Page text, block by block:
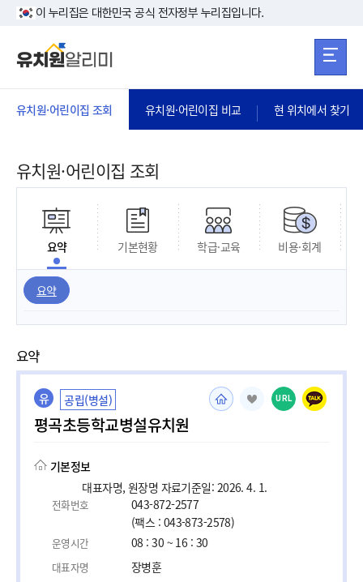
본문 바로가기
이 누리집은 대한민국 공식 전자정부 누리집입니다.
유치원·어린이집 조회 유치원·어린이집 비교 현 위치에서 찾기
유치원·어린이집 조회
요약 기본현황 학급·교육 비용·회계
요약
요약
유 공립(병설)
평곡초등학교병설유치원
URL
기본정보
대표자명, 원장명 자료기준일: 2026. 4. 1.
전화번호
043-872-2577
(팩스 : 043-873-2578)
운영시간 08 : 30 ~ 16 : 30
대표자명 장병훈